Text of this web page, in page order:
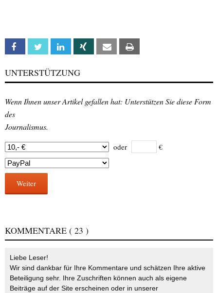
Facebook Twitter Linkedin Xing Email
UNTERSTÜTZUNG
Wenn Ihnen unser Artikel gefallen hat: Unterstützen Sie diese Form
des
Journalismus.
oder €
Weiter
KOMMENTARE ( 23 )
Liebe Leser!
Wir sind dankbar für Ihre Kommentare und schätzen Ihre aktive
Beteiligung sehr. Ihre Zuschriften können auch als eigene
Beiträge auf der Site erscheinen oder in unserer